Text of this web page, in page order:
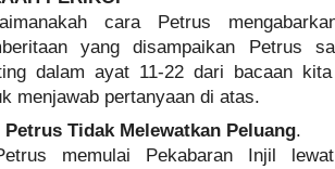
cara Petrus
yang disampaikan Petrus
dalam ayat 11-22 dari bacaan
menjawab pertanyaan di atas.
Petrus Tidak Melewatkan Peluang.
memulai Pekabaran Injil